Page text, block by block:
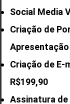
Social Media
Criação de
Apresentação
Criação de E-
R$199,90
Assinatura